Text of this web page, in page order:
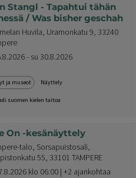
Stangl - Tapahtui tähän
/ Was bisher geschah
Huvila, Uramonkatu 9, 33240
- su 30.8.2026
ja museot Näyttely
suomen kielen taitoa
On -kesänäyttely
talo, Sorsapuistosali,
55, 33101 TAMPERE
klo 06:00 | +2 ajankohtaa